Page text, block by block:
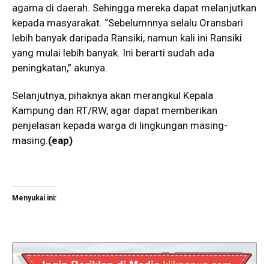
agama di daerah. Sehingga mereka dapat melanjutkan
kepada masyarakat. “Sebelumnnya selalu Oransbari
lebih banyak daripada Ransiki, namun kali ini Ransiki
yang mulai lebih banyak. Ini berarti sudah ada
peningkatan,” akunya.
Selanjutnya, pihaknya akan merangkul Kepala
Kampung dan RT/RW, agar dapat memberikan
penjelasan kepada warga di lingkungan masing-
masing.(eap)
Menyukai ini: